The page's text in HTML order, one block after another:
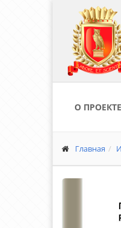
О ПРОЕКТЕ
Главная